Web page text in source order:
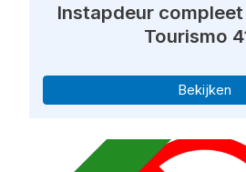
Instapdeur
Tourismo
Bekijken